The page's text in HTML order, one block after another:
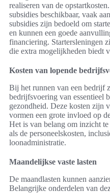
realiseren van de
subsidies beschikbaar, vaak
subsidies zijn bedoeld om
en kunnen een goede
financiering. Startersleningen
die extra mogelijkheden biedt
Kosten van lopende
Bij het runnen van een bedrijf
bedrijfsvoering van essentieel
gezondheid. Deze kosten zijn
vormen een grote invloed op
Het is van belang om inzicht
als de personeelskosten,
loonadministratie.
Maandelijkse vaste lasten
De maandlasten kunnen
Belangrijke onderdelen van